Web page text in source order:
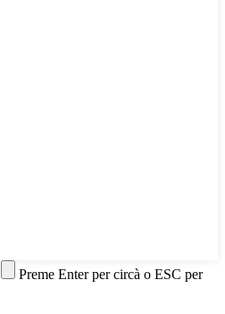
Preme Enter per circà o ESC per